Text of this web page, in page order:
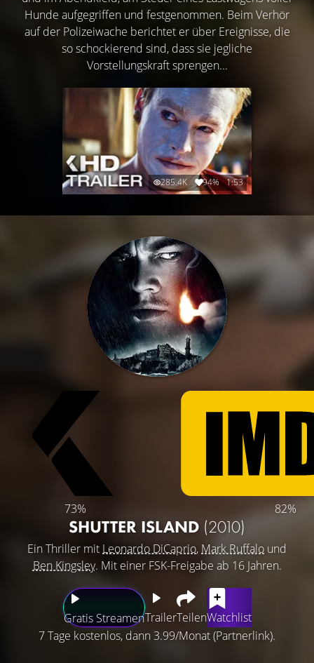
Hunde aufgegriffen und festgenommen. Beim Verhör
auf der Polizeiwache berichtet er über Ereignisse, die
so schockierend sind, dass sie jegliche
Vorstellungskraft sprengen...
285.4K 94% 1:53
73% 82%
SHUTTER ISLAND (2010)
Ein Thriller mit Leonardo DiCaprio, Mark Ruffalo und
Ben Kingsley. Mit einer FSK-Freigabe ab 16 Jahren.
Gratis StreamenTrailerTeilenWatchlist
7 Tage kostenlos, dann 3.99/Monat (Partnerlink).